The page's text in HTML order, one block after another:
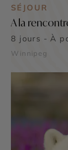
SÉJOUR
A la
8 jours - À
Winnipeg